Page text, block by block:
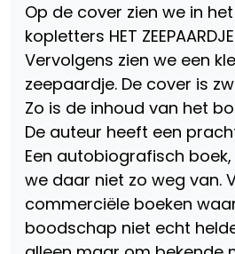
Op de cover zien we in
kopletters HET
Vervolgens zien we een
zeepaardje. De cover is
Zo is de inhoud van het
De auteur heeft een
Een autobiografisch
we daar niet zo weg van.
commerciële boeken
boodschap niet echt